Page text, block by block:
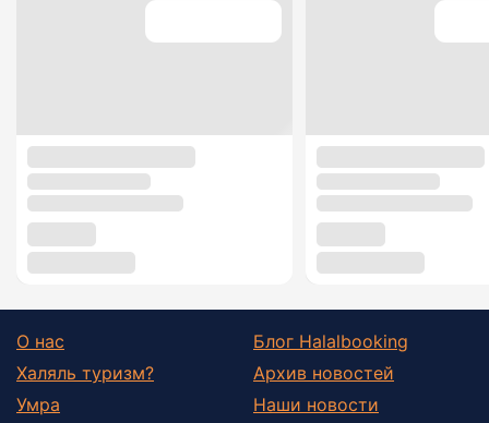
О нас
Халяль туризм?
Умра
Блог Halalbooking
Архив новостей
Наши новости